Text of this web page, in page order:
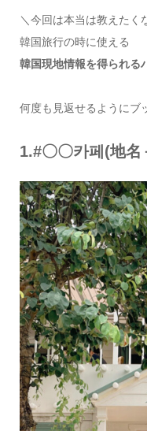
＼今回は本当は教えたく
韓国旅行の時に使える
韓国現地情報を得られる
何度も見返せるように
1.#〇〇카페(地名